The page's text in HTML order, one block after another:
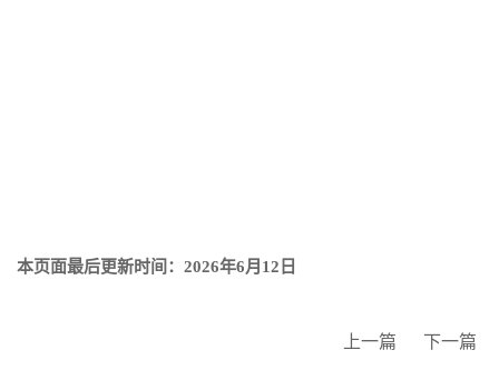
本页面最后更新时间：2026年6月12日
上一篇 下一篇